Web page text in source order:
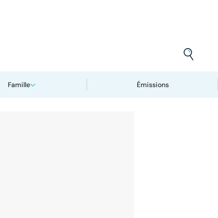
Famille Émissions